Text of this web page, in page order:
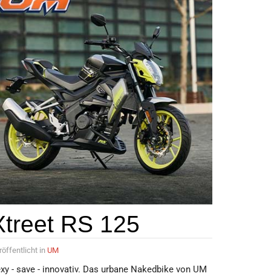
RS 125
in UM
- save - innovativ. Das urbane Nakedbike von UM